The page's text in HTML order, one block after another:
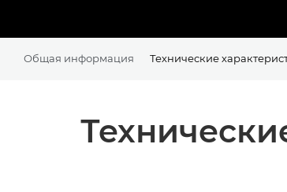
Общая информация Технические